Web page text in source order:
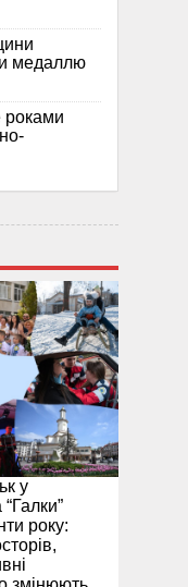
медаллю
роками
у
року: